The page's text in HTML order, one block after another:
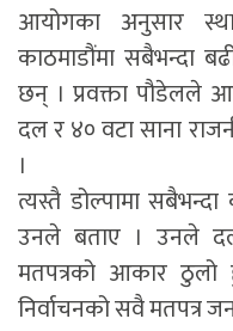
आयोगका अनुसार
काठमाडौंमा सबैभन्दा
छन् । प्रवक्ता पौडेलले
दल र ४० वटा साना
।
त्यस्तै डोल्पामा
उनले बताए । उनले
मतपत्रको आकार ठुलो
निर्वाचनको सवै मतपत्र